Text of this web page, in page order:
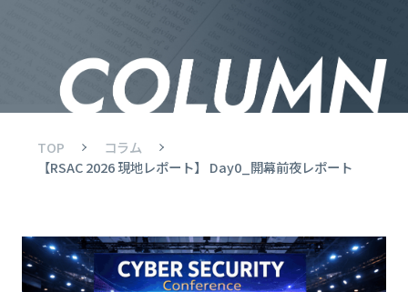
TOP
コラム
【RSAC 2026 現地レポート】 Day0_開幕前夜レポート